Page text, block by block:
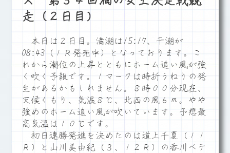
走（２日目）
本日は２日目。満潮は15:17、干潮が
08:43（１Ｒ発売中）となっております。こ
れから潮位の上昇とともにホーム追い風が強
く吹く予報です。１マークは時折うねりの発
生があるかもしれません。８時００分現在、
天候くもり、気温８℃、北西の風６ｍ。やや
強めのホーム追い風が吹いています。予想最
高気温は１０℃です。
初日連勝発進を決めたのは道上千夏（１１
Ｒ）と山川美由紀（３、１２Ｒ）の香川ベテ